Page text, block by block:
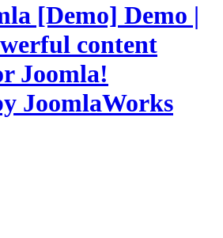
[Demo] Demo |
content
Joomla!
JoomlaWorks